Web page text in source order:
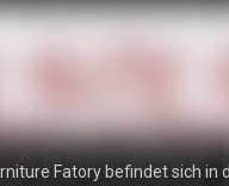
entscheidende Rolle spielen.
verbessern kann.
einrichten oder einen
Fatory befindet sich in